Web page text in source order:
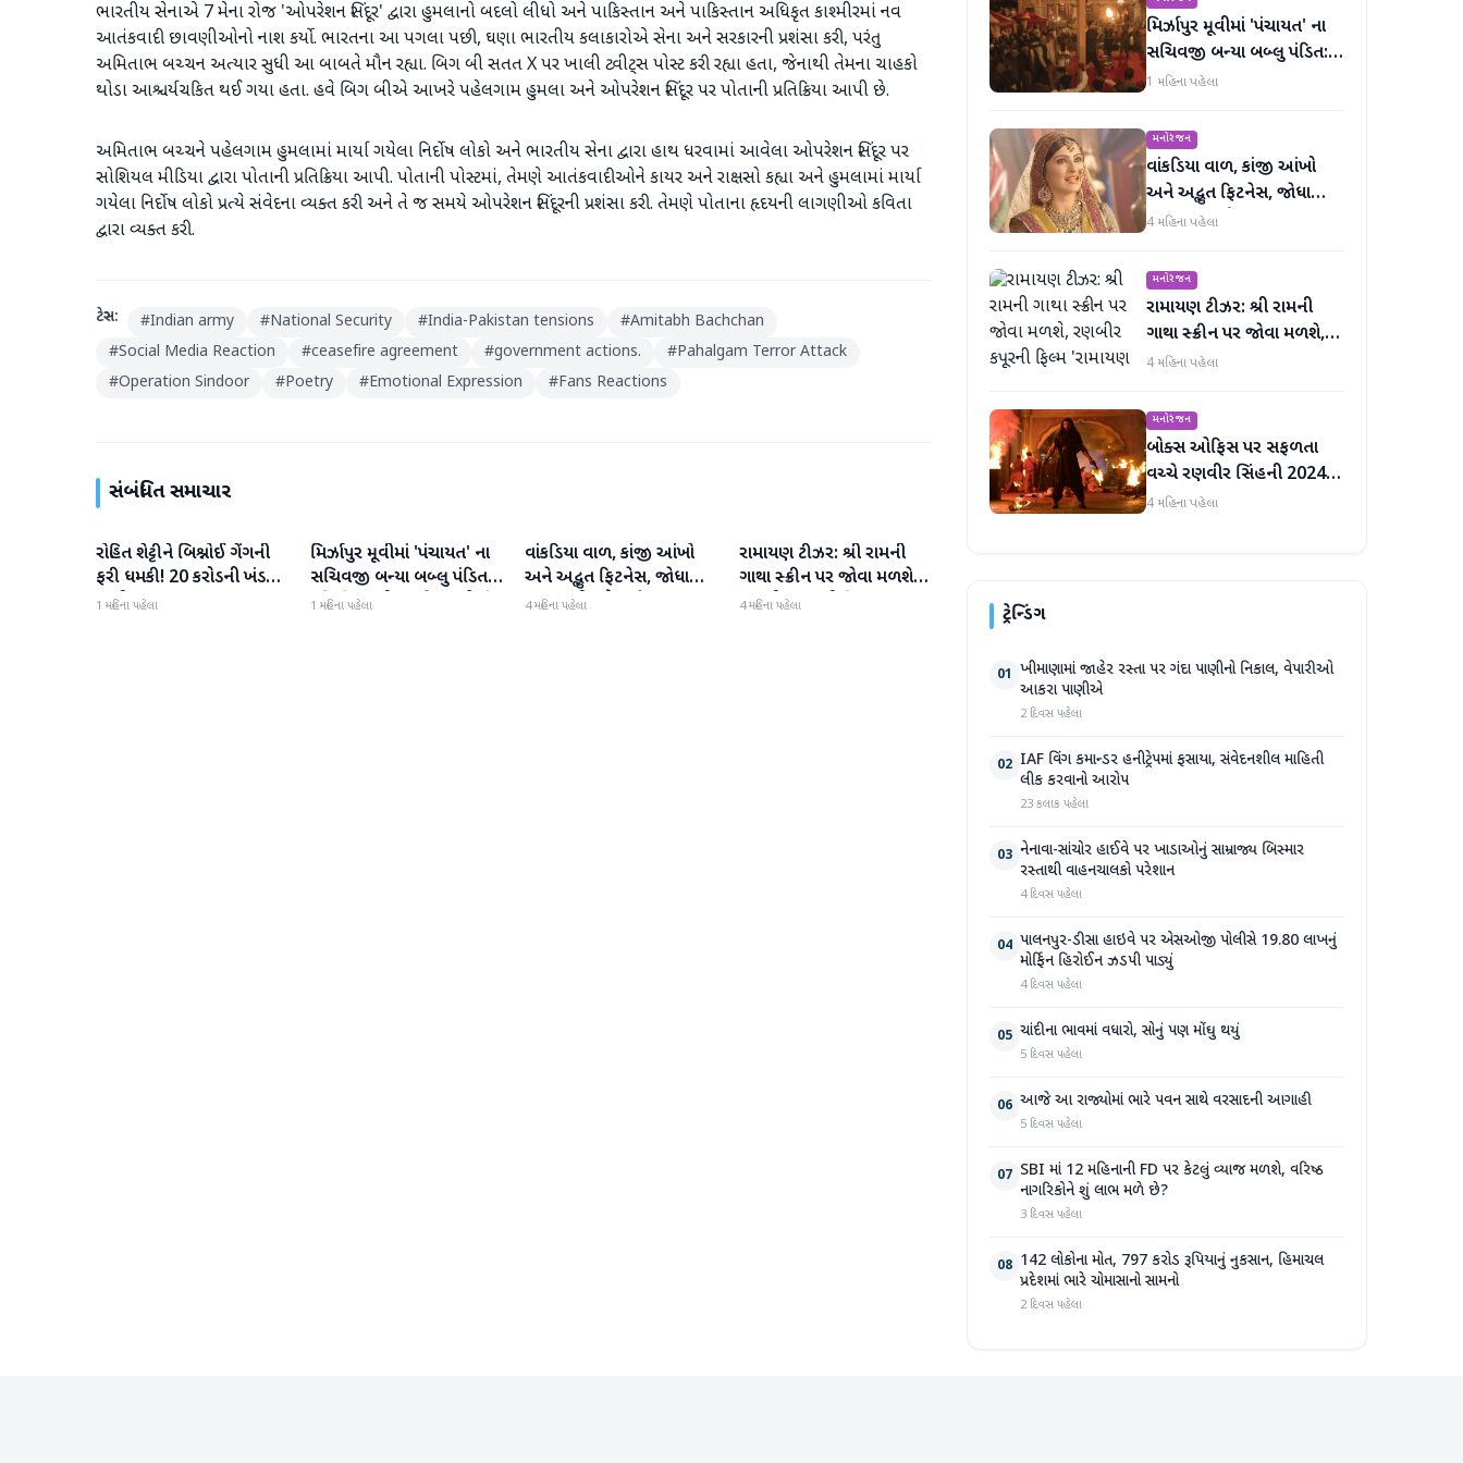
ભારતીય સેનાએ 7 મેના રોજ 'ઓપરેશન સિંદૂર' દ્વારા હુમલાનો બદલો લીધો અને પાકિસ્તાન અને પાકિસ્તાન અધિકૃત કાશ્મીરમાં નવ
આતંકવાદી છાવણીઓનો નાશ કર્યો. ભારતના આ પગલા પછી, ઘણા ભારતીય કલાકારોએ સેના અને સરકારની પ્રશંસા કરી, પરંતુ
અમિતાભ બચ્ચન અત્યાર સુધી આ બાબતે મૌન રહ્યા. બિગ બી સતત X પર ખાલી ટ્વીટ્સ પોસ્ટ કરી રહ્યા હતા, જેનાથી તેમના ચાહકો
થોડા આશ્ચર્યચકિત થઈ ગયા હતા. હવે બિગ બીએ આખરે પહેલગામ હુમલા અને ઓપરેશન સિંદૂર પર પોતાની પ્રતિક્રિયા આપી છે.
અમિતાભ બચ્ચને પહેલગામ હુમલામાં માર્યા ગયેલા નિર્દોષ લોકો અને ભારતીય સેના દ્વારા હાથ ધરવામાં આવેલા ઓપરેશન સિંદૂર પર
સોશિયલ મીડિયા દ્વારા પોતાની પ્રતિક્રિયા આપી. પોતાની પોસ્ટમાં, તેમણે આતંકવાદીઓને કાયર અને રાક્ષસો કહ્યા અને હુમલામાં માર્યા
ગયેલા નિર્દોષ લોકો પ્રત્યે સંવેદના વ્યક્ત કરી અને તે જ સમયે ઓપરેશન સિંદૂરની પ્રશંસા કરી. તેમણે પોતાના હૃદયની લાગણીઓ કવિતા
દ્વારા વ્યક્ત કરી.
ટેગ્સ: #Indian army #National Security #India-Pakistan tensions #Amitabh Bachchan
#Social Media Reaction #ceasefire agreement #government actions. #Pahalgam Terror Attack
#Operation Sindoor #Poetry #Emotional Expression #Fans Reactions
સંબંધિત સમાચાર
મનોરંજન
રોહિત શેટ્ટીને બિશ્નોઈ ગેંગની
ફરી ધમકી! 20 કરોડની ખંડણી
માંગી
1 મહિના પહેલા
મનોરંજન
મિર્ઝાપુર મૂવીમાં 'પંચાયત' ના
સચિવજી બન્યા બબ્લુ પંડિત:
રવિ કિશનની ધમાકેદાર એન્ટ્રી
1 મહિના પહેલા
મનોરંજન
વાંકડિયા વાળ, કાંજી આંખો
અને અદ્ભુત ફિટનેસ, જોધા
અકબરની રુકૈયા બેગમ 13
4 મહિના પહેલા
મનોરંજન
રામાયણ ટીઝર: શ્રી રામની
ગાથા સ્ક્રીન પર જોવા મળશે,
રણબીર કપૂરની ફિલ્મ
4 મહિના પહેલા
મિર્ઝાપુર મૂવીમાં 'પંચાયત' ના
સચિવજી બન્યા બબ્લુ પંડિત:
રવિ કિશનની ધમાકેદાર એન્ટ્રી
1 મહિના પહેલા
મનોરંજન
વાંકડિયા વાળ, કાંજી આંખો
અને અદ્ભુત ફિટનેસ, જોધા
અકબરની રુકૈયા બેગમ 13
4 મહિના પહેલા
મનોરંજન
રામાયણ ટીઝર: શ્રી રામની
ગાથા સ્ક્રીન પર જોવા મળશે,
રણબીર કપૂરની ફિલ્મ
અદભૂત છે
4 મહિના પહેલા
મનોરંજન
બોક્સ ઓફિસ પર સફળતા
વચ્ચે રણવીર સિંહની 2024 X
પોસ્ટ 'ધૂરંધરને 'વ્યક્તિગત' કહે
4 મહિના પહેલા
ટ્રેન્ડિંગ
01 ખીમાણામાં જાહેર રસ્તા પર ગંદા પાણીનો નિકાલ, વેપારીઓ
આકરા પાણીએ
2 દિવસ પહેલા
02 IAF વિંગ કમાન્ડર હનીટ્રેપમાં ફસાયા, સંવેદનશીલ માહિતી
લીક કરવાનો આરોપ
23 કલાક પહેલા
03 નેનાવા-સાંચોર હાઈવે પર ખાડાઓનું સામ્રાજ્ય બિસ્માર
રસ્તાથી વાહનચાલકો પરેશાન
4 દિવસ પહેલા
04 પાલનપુર-ડીસા હાઇવે પર એસઓજી પોલીસે 19.80 લાખનું
મોર્ફિન હિરોઈન ઝડપી પાડ્યું
4 દિવસ પહેલા
05 ચાંદીના ભાવમાં વધારો, સોનું પણ મોંઘુ થયું
5 દિવસ પહેલા
06 આજે આ રાજ્યોમાં ભારે પવન સાથે વરસાદની આગાહી
5 દિવસ પહેલા
07 SBI માં 12 મહિનાની FD પર કેટલું વ્યાજ મળશે, વરિષ્ઠ
નાગરિકોને શું લાભ મળે છે?
3 દિવસ પહેલા
08 142 લોકોના મોત, 797 કરોડ રૂપિયાનું નુકસાન, હિમાચલ
પ્રદેશમાં ભારે ચોમાસાનો સામનો
2 દિવસ પહેલા